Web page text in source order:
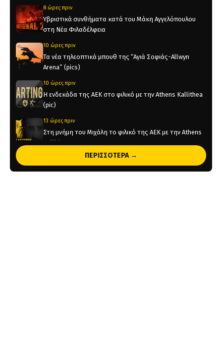
8 ώρες πριν
Υβριστικά συνθήματα κατά του Μάκη Αγγελόπουλου
στη Νέα Φιλαδέλφεια
10 ώρες πριν
Τα νέα τηλεοπτικά μπουθ της “Αγιά Σοφιάς-Allwyn
Arena” (pics)
10 ώρες πριν
Η ενδεκάδα της ΑΕΚ στο φιλικό με την Athens Kallithea
(pic)
13 ώρες πριν
Στη μνήμη του Μιχάλη το φιλικό της ΑΕΚ με την Athens
Kallithea
Τέλος από την ΑΕΚ ο Δέδες
ΠΕΡΙΣΣΟΤΕΡΑ →